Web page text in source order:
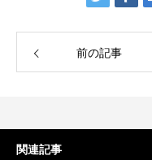
前の記事
関連記事